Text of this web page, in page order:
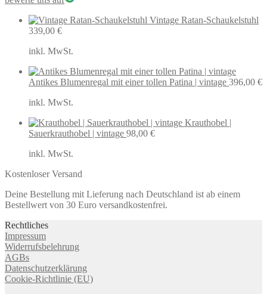
Vintage Ratan-Schaukelstuhl
339,00 €
inkl. MwSt.
Antikes Blumenregal mit einer tollen Patina | vintage 396,00 €
inkl. MwSt.
Krauthobel |
Sauerkrauthobel | vintage 98,00 €
inkl. MwSt.
Kostenloser Versand
Deine Bestellung mit Lieferung nach Deutschland ist ab einem
Bestellwert von 30 Euro versandkostenfrei.
Rechtliches
Impressum
Widerrufsbelehrung
AGBs
Datenschutzerklärung
Cookie-Richtlinie (EU)